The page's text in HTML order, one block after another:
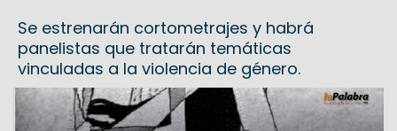
Se estrenarán cortometrajes y habrá
panelistas que tratarán temáticas
vinculadas a la violencia de género.